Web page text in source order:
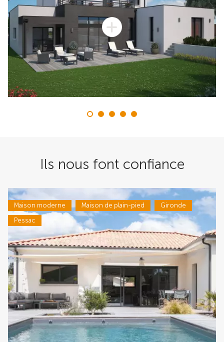
Ils nous font confiance
Maison moderne Maison de plain-pied
Gironde
Pessac